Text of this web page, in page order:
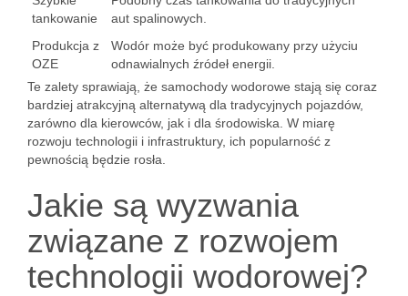
tankowanie
aut spalinowych.
Produkcja z
OZE
Wodór może być produkowany przy użyciu
odnawialnych źródeł energii.
Te zalety sprawiają, że samochody wodorowe stają się coraz
bardziej atrakcyjną alternatywą dla tradycyjnych pojazdów,
zarówno dla kierowców, jak i dla środowiska. W miarę
rozwoju technologii i infrastruktury, ich popularność z
pewnością będzie rosła.
Jakie są wyzwania
związane z rozwojem
technologii wodorowej?